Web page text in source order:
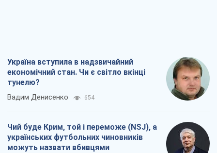
Україна вступила в надзвичайний
економічний стан. Чи є світло вкінці
тунелю?
Вадим Денисенко 654
Чий буде Крим, той і переможе (NSJ), а
українських футбольних чиновників
можуть назвати вбивцями